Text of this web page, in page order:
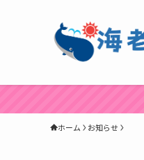
ホーム お知らせ